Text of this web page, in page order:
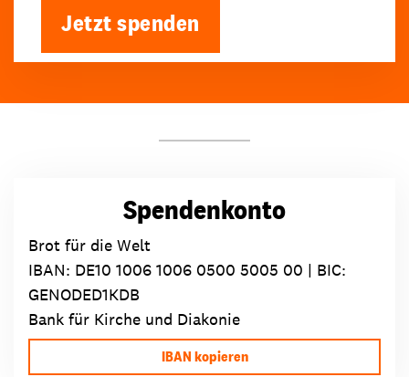
Jetzt spenden
Spendenkonto
Brot für die Welt
IBAN: DE10 1006 1006 0500 5005 00 | BIC:
GENODED1KDB
Bank für Kirche und Diakonie
IBAN kopieren